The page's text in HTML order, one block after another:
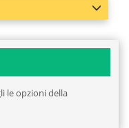
le opzioni della